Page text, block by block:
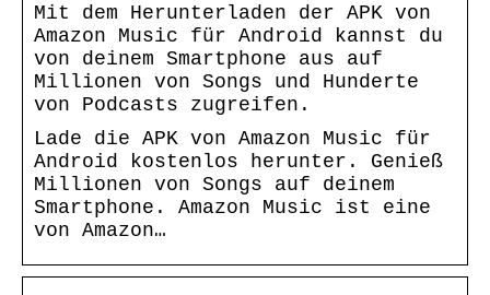
Mit dem Herunterladen der APK von
Amazon Music für Android kannst du
von deinem Smartphone aus auf
Millionen von Songs und Hunderte
von Podcasts zugreifen.
Lade die APK von Amazon Music für
Android kostenlos herunter. Genieß
Millionen von Songs auf deinem
Smartphone. Amazon Music ist eine
von Amazon…